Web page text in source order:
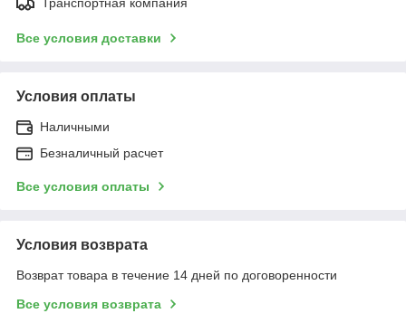
Все условия доставки
Условия оплаты
Наличными
Безналичный расчет
Все условия оплаты
Условия возврата
Возврат товара в течение 14 дней по договоренности
Все условия возврата